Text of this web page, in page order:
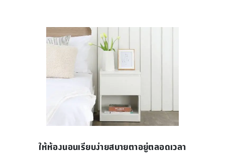
ให้ห้องนอนเรียบง่ายสบายตาอยู่ตลอดเวลา